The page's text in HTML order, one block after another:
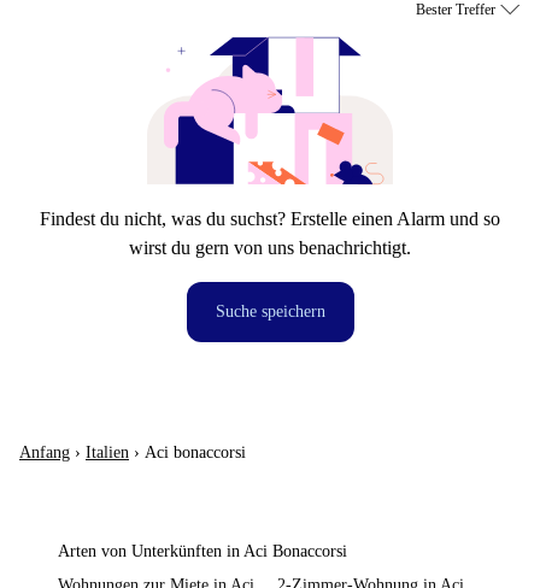
Findest du nicht, was du suchst? Erstelle einen Alarm und so
wirst du gern von uns benachrichtigt.
Suche speichern
Anfang › Italien › Aci bonaccorsi
Arten von Unterkünften in Aci Bonaccorsi